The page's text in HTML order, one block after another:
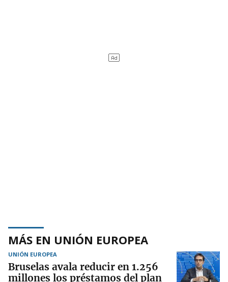
MÁS EN UNIÓN EUROPEA
UNIÓN EUROPEA
Bruselas avala reducir en 1.256
millones los préstamos del plan